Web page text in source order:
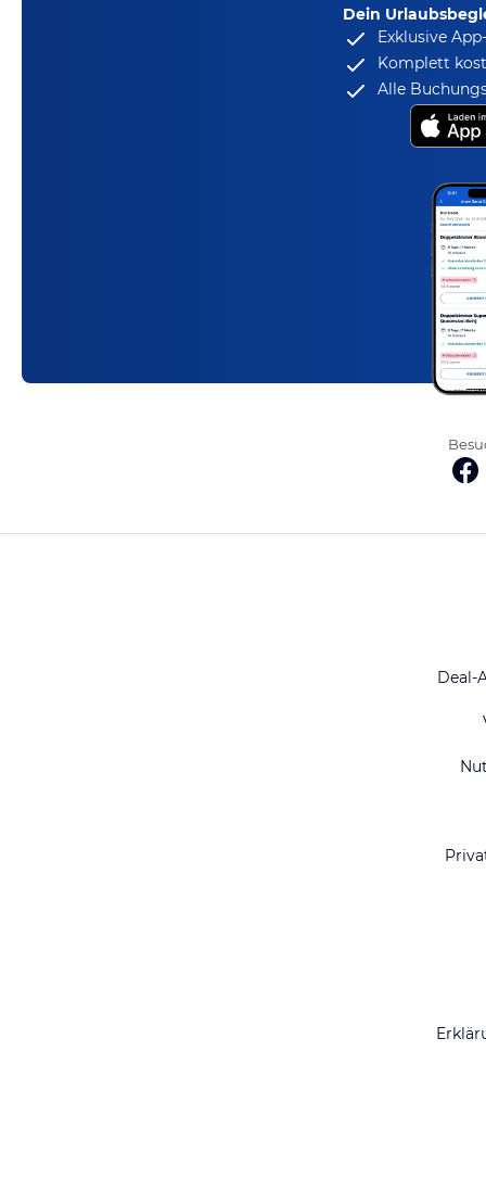
Dein
Exklusive
Komplett
Alle
Deal-